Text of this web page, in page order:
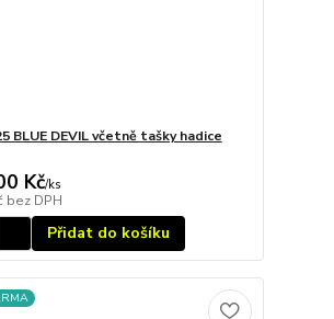
BLUE DEVIL včetně tašky hadice
Kč/ks
bez DPH
Přidat do košíku